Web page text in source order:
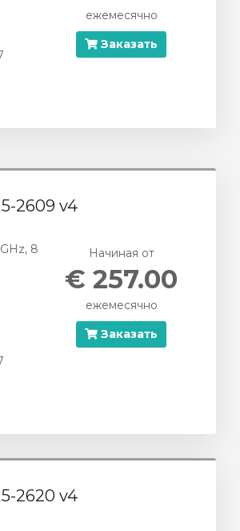
ежемесячно
Заказать
2609 v4
8
Начиная от
€ 257.00
ежемесячно
Заказать
2620 v4